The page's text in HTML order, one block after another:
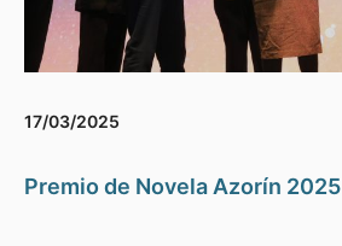
17/03/2025
Premio de Novela Azorín 2025